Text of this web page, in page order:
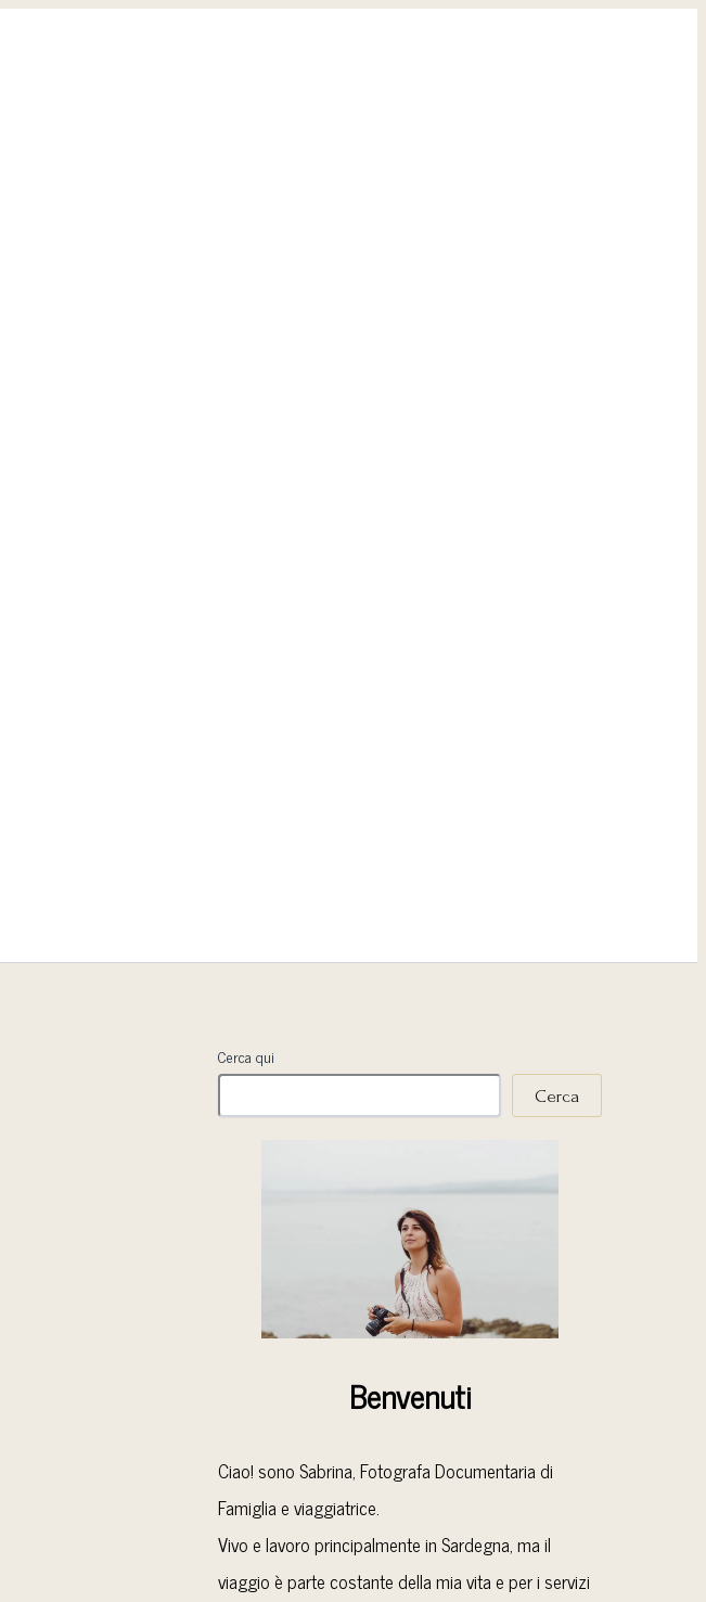
Cerca qui
Cerca
Benvenuti
Ciao! sono Sabrina, Fotografa Documentaria di
Famiglia e viaggiatrice.
Vivo e lavoro principalmente in Sardegna, ma il
viaggio è parte costante della mia vita e per i servizi